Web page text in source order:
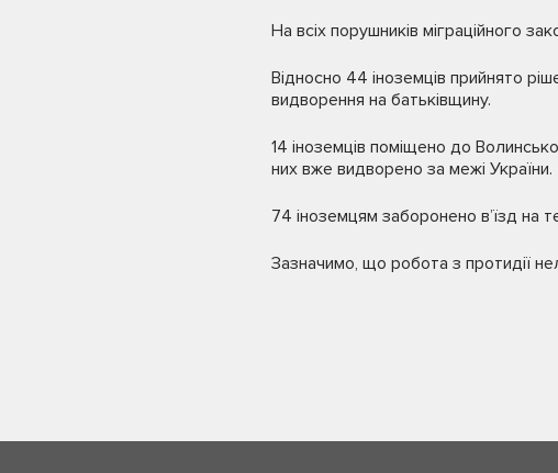
На всіх порушників міграційного
Відносно 44 іноземців прийнято
видворення на батьківщину.
14 іноземців поміщено до
них вже видворено за межі України.
74 іноземцям заборонено в’їзд на
Зазначимо, що робота з протидії